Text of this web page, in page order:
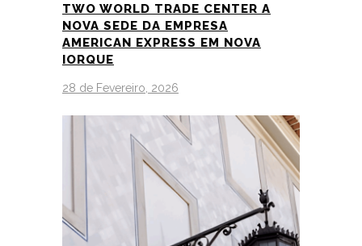
TWO WORLD TRADE CENTER A
NOVA SEDE DA EMPRESA
AMERICAN EXPRESS EM NOVA
IORQUE
28 de Fevereiro, 2026